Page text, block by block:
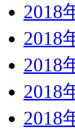
2018
2018
2018
2018
2018